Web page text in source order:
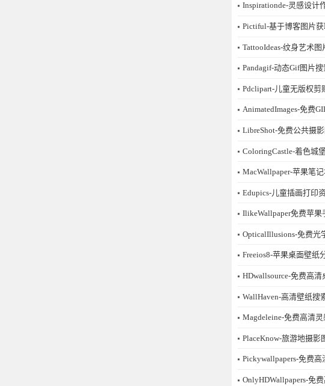
Inspirationde-灵感设计
Pictiful-基于博客图片
TattooIdeas-纹身艺术图
Pandagif-动态Gif图片
Pdclipart-儿童无版权剪
AnimatedImages-免费
LibreShot-免费公共摄
ColoringCastle-着色城
MacWallpaper-苹果笔
Edupics-儿童插画打印
IlikeWallpaper免费苹果
OpticalIllusions-免费光
Freeios8-苹果桌面壁纸
HDwallsource-免费高清
WallHaven-高清壁纸搜
Magdeleine-免费高清
PlaceKnow-旅游地摄影
Pickywallpapers-免费
OnlyHDWallpapers-免